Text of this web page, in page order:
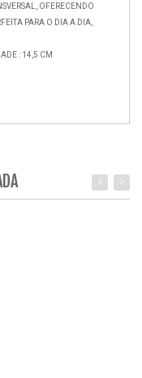
OFERECENDO
PARA O DIA A DIA,
: 14,5 CM